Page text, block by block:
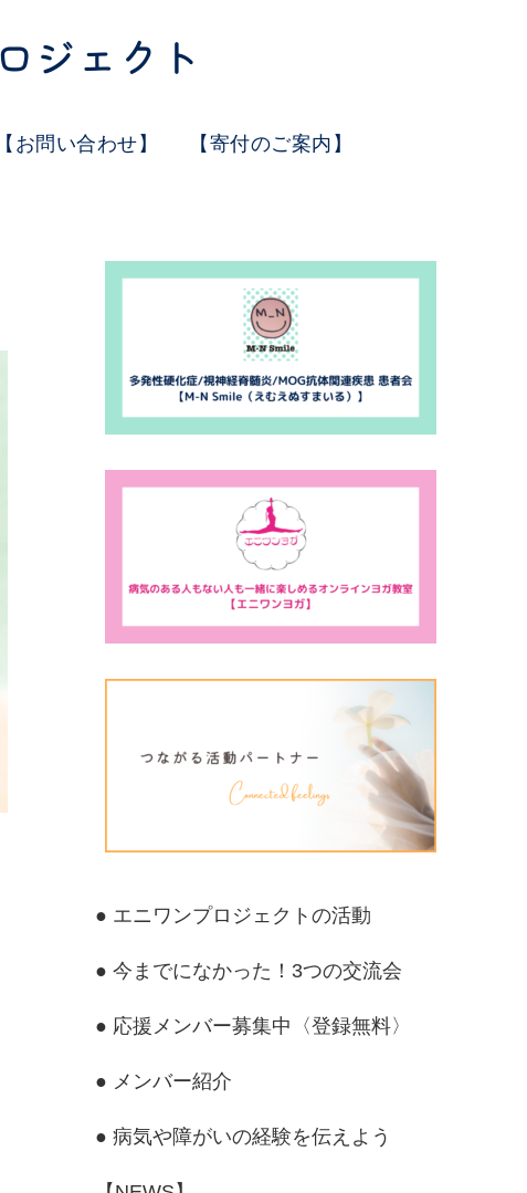
【お問い合わせ】 【寄付のご案内】
● エニワンプロジェクトの活動
● 今までになかった！3つの交流会
● 応援メンバー募集中〈登録無料〉
● メンバー紹介
● 病気や障がいの経験を伝えよう